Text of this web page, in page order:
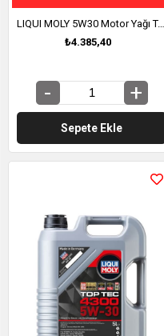
LIQUI MOLY 5W30 Motor Yağı Top Tec 4400 5 Litre (2322)
₺4.385,40
Sepete Ekle